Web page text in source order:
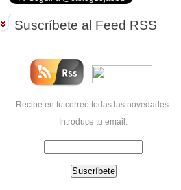
Suscríbete al Feed RSS
Recibe en tu correo todas las novedades.
Introduce tu email: